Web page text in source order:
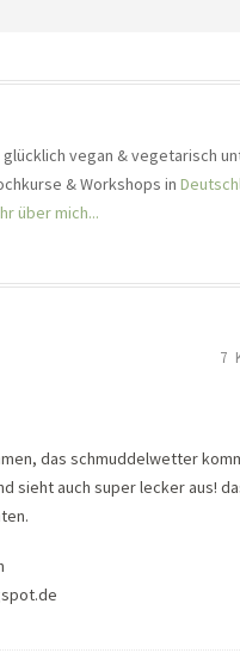
glücklich vegan & vegetarisch
& Workshops in
über mich...
7
das schmuddelwetter
sieht auch super lecker aus!